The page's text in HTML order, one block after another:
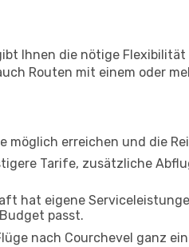
Ihnen die nötige
Routen mit einem oder
möglich erreichen und die
Tarife, zusätzliche
hat eigene
passt.
nach Courchevel ganz